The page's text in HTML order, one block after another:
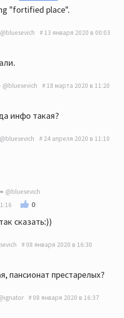
"fortified place".
@bluesevich 13 января 2020 в 00:03
@bluesevich 18 марта 2020 в 11:20
инфо такая?
@bluesevich 24 апреля 2020 в 11:10
@bluesevich
0
сказать:))
08 января 2020 в 16:30
пансионат престарелых?
08 января 2020 в 16:37